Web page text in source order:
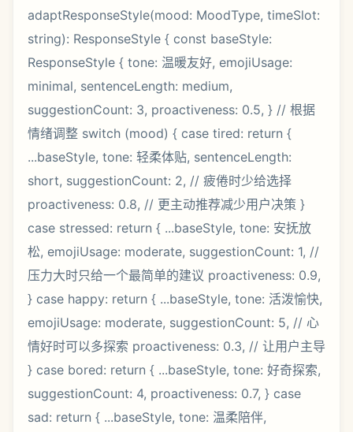
adaptResponseStyle(mood: MoodType, timeSlot:
string): ResponseStyle { const baseStyle:
ResponseStyle { tone: 温暖友好, emojiUsage:
minimal, sentenceLength: medium,
suggestionCount: 3, proactiveness: 0.5, } // 根据
情绪调整 switch (mood) { case tired: return {
...baseStyle, tone: 轻柔体贴, sentenceLength:
short, suggestionCount: 2, // 疲倦时少给选择
proactiveness: 0.8, // 更主动推荐减少用户决策 }
case stressed: return { ...baseStyle, tone: 安抚放
松, emojiUsage: moderate, suggestionCount: 1, //
压力大时只给一个最简单的建议 proactiveness: 0.9,
} case happy: return { ...baseStyle, tone: 活泼愉快,
emojiUsage: moderate, suggestionCount: 5, // 心
情好时可以多探索 proactiveness: 0.3, // 让用户主导
} case bored: return { ...baseStyle, tone: 好奇探索,
suggestionCount: 4, proactiveness: 0.7, } case
sad: return { ...baseStyle, tone: 温柔陪伴,